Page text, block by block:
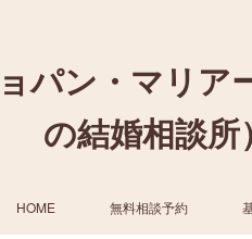
パン・マリア
の結婚相談
HOME 無料相談予約